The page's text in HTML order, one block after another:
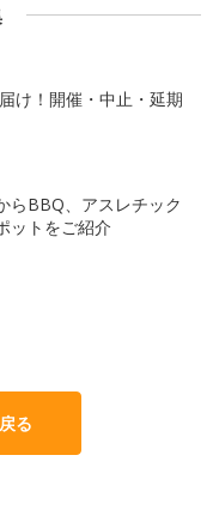
け！開催・中止・延期
らBBQ、アスレチック
ットをご紹介
る